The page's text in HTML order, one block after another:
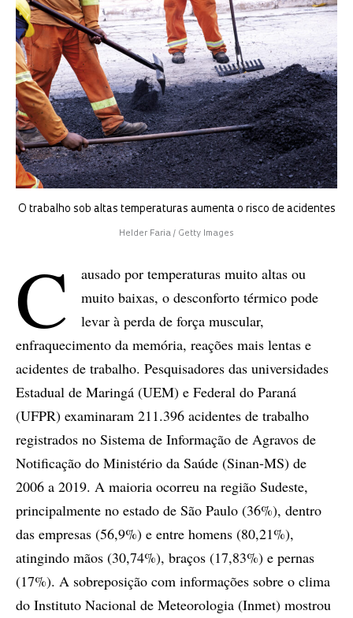
O trabalho sob altas temperaturas aumenta o risco de acidentes
Helder Faria / Getty Images
C
ausado por temperaturas muito altas ou
muito baixas, o desconforto térmico pode
levar à perda de força muscular,
enfraquecimento da memória, reações mais lentas e
acidentes de trabalho. Pesquisadores das universidades
Estadual de Maringá (UEM) e Federal do Paraná
(UFPR) examinaram 211.396 acidentes de trabalho
registrados no Sistema de Informação de Agravos de
Notificação do Ministério da Saúde (Sinan-MS) de
2006 a 2019. A maioria ocorreu na região Sudeste,
principalmente no estado de São Paulo (36%), dentro
das empresas (56,9%) e entre homens (80,21%),
atingindo mãos (30,74%), braços (17,83%) e pernas
(17%). A sobreposição com informações sobre o clima
do Instituto Nacional de Meteorologia (Inmet) mostrou